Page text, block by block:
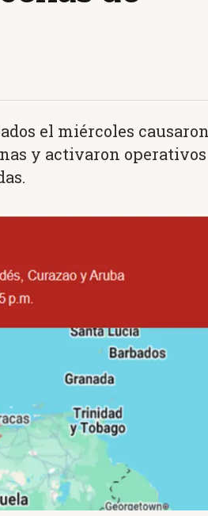
el miércoles causaron
y activaron operativos